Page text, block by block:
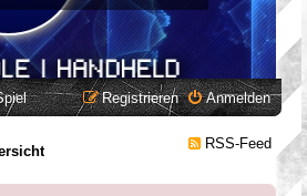
Anmelden
Registrieren
RSS-Feed